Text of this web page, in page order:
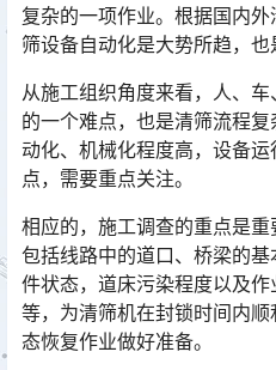
复杂的一项作业。根据国内
筛设备自动化是大势所趋，也
从施工组织角度来看，人、
的一个难点，也是清筛流程
动化、机械化程度高，设备
点，需要重点关注。󠅅󠅃󠄵󠅂󠄪󠇖󠆨󠆨󠇕󠆞󠆒󠅬󠇘󠆭󠆘󠇙󠆝󠅵󠇗󠆭󠆁󠄐󠇗󠅹󠅸󠇖󠆍󠅳󠇖󠅹󠅰󠇖󠆌󠅹
相应的，施工调查的重点是重
包括线路中的道口、桥梁的
件状态，道床污染程度以及
等，为清筛机在封锁时间内
态恢复作业做好准备。󠅅󠅃󠄵󠅂󠄪󠇖󠆨󠆨󠇕󠆞󠆒󠅬󠇘󠆭󠆘󠇙󠆝󠅵󠇗󠆭󠆁󠄐󠇗󠅹󠅸󠇖󠆍󠅳󠇖󠅹󠅰󠇖󠆌󠅹